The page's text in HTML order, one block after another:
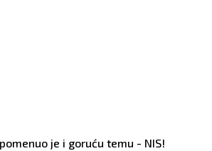
je i goruću temu - NIS!